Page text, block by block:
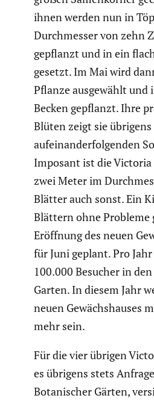
ihnen werden nun in
Durch­messer von zehn
gepflanzt und in ein
gesetzt. Im Mai wird
Pflanze ausge­wählt und
Becken gepflanzt. Ihre
Blüten zeigt sie
aufein­an­der­fol­genden
Imposant ist die
zwei Meter im
Blätter auch sonst. Ein
Blättern ohne Probleme
Eröffnung des neuen
für Juni geplant. Pro
100.000 Besucher in
Garten. In diesem Jahr
neuen Gewächs­hauses
mehr sein.
Für die vier übrigen
es übrigens stets
Botani­scher Gärten,